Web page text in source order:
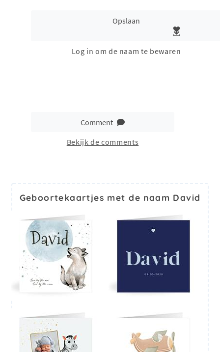
Opslaan
Log in om de naam te bewaren
Comment
Bekijk de comments
Geboortekaartjes met de naam David